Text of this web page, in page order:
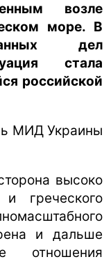
возле
море. В
дел
стала
российской
МИД Украины
высоко
греческого
и дальше
отношения